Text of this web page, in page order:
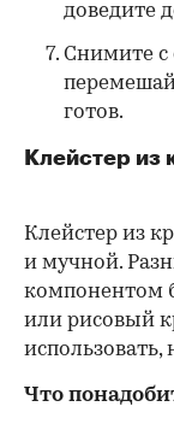
доведите
Снимите с
готов.
Клейстер из
Клейстер из
и мучной.
компонентом
или рисовый
Что